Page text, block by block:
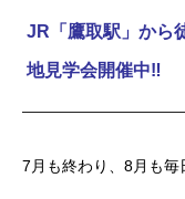
JR「鷹取駅」から
地見学会開催中‼
7月も終わり、8月も毎